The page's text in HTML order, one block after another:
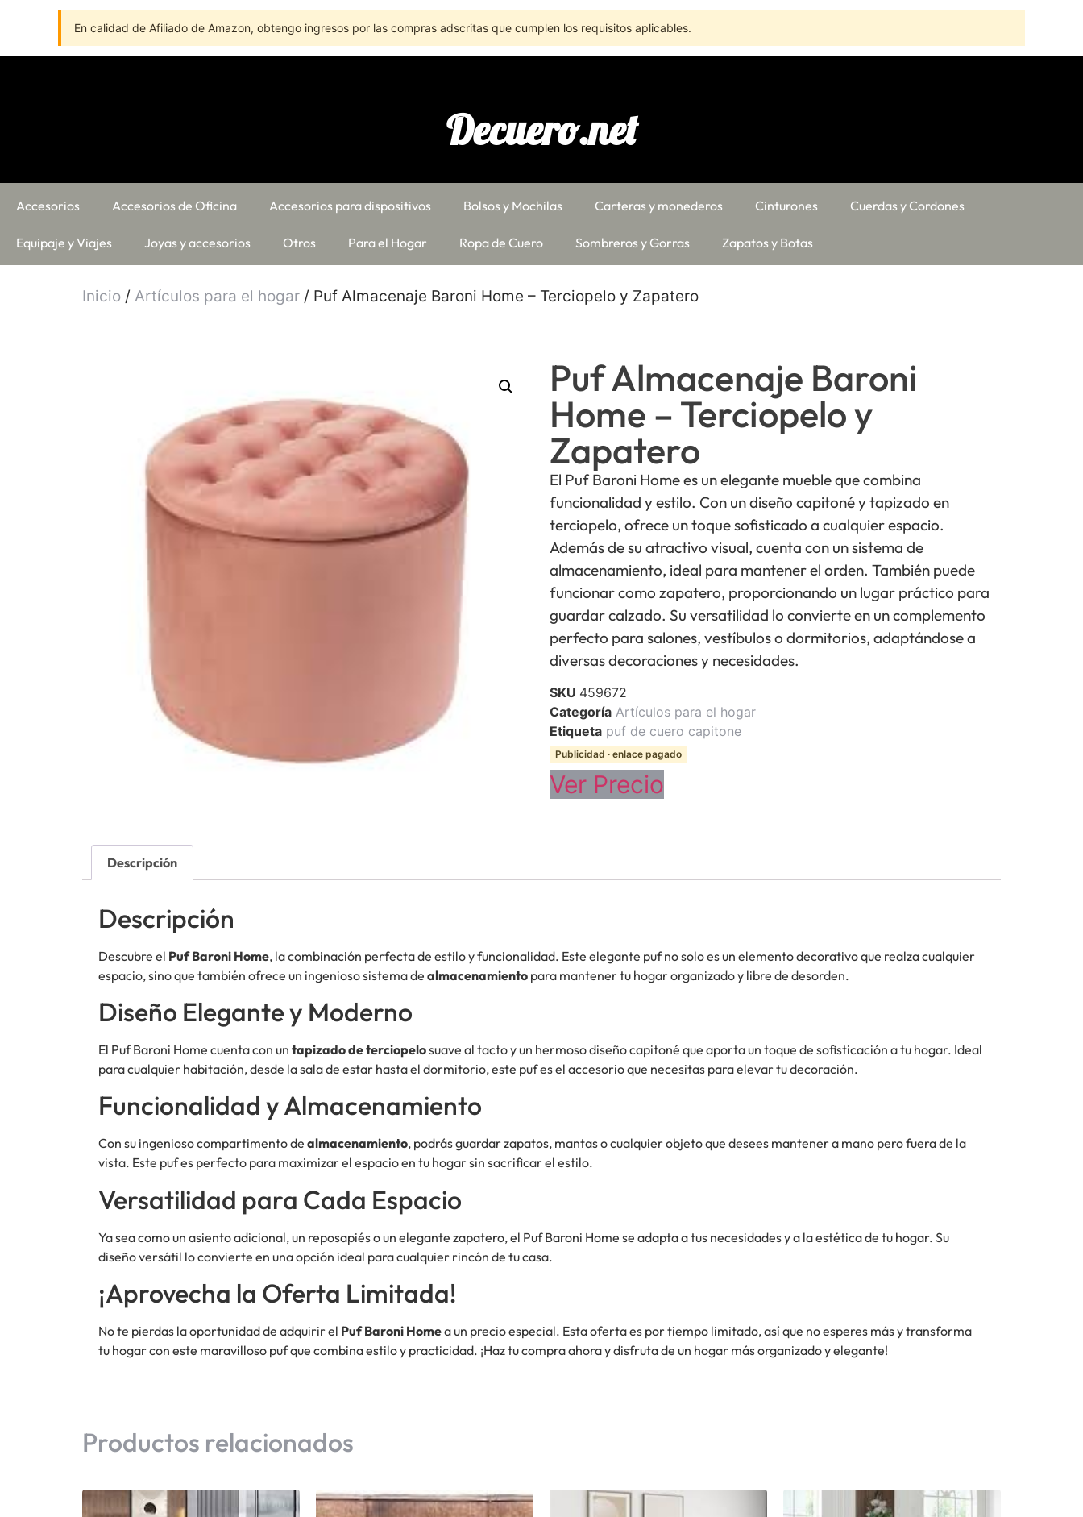
En calidad de Afiliado de Amazon, obtengo ingresos por las compras adscritas que cumplen los requisitos aplicables.
Decuero.net
Accesorios Accesorios de Oficina Accesorios para dispositivos Bolsos y Mochilas Carteras y monederos Cinturones Cuerdas y Cordones
Equipaje y Viajes Joyas y accesorios Otros Para el Hogar Ropa de Cuero Sombreros y Gorras Zapatos y Botas
Inicio / Artículos para el hogar / Puf Almacenaje Baroni Home – Terciopelo y Zapatero
Puf Almacenaje Baroni
Home – Terciopelo y
Zapatero
El Puf Baroni Home es un elegante mueble que combina
funcionalidad y estilo. Con un diseño capitoné y tapizado en
terciopelo, ofrece un toque sofisticado a cualquier espacio.
Además de su atractivo visual, cuenta con un sistema de
almacenamiento, ideal para mantener el orden. También puede
funcionar como zapatero, proporcionando un lugar práctico para
guardar calzado. Su versatilidad lo convierte en un complemento
perfecto para salones, vestíbulos o dormitorios, adaptándose a
diversas decoraciones y necesidades.
SKU 459672
Categoría Artículos para el hogar
Etiqueta puf de cuero capitone
Publicidad · enlace pagado
Ver Precio
Descripción
Descripción
Descubre el Puf Baroni Home, la combinación perfecta de estilo y funcionalidad. Este elegante puf no solo es un elemento decorativo que realza cualquier
espacio, sino que también ofrece un ingenioso sistema de almacenamiento para mantener tu hogar organizado y libre de desorden.
Diseño Elegante y Moderno
El Puf Baroni Home cuenta con un tapizado de terciopelosuave al tacto y un hermoso diseño capitoné que aporta un toque de sofisticación a tu hogar. Ideal
para cualquier habitación, desde la sala de estar hasta el dormitorio, este puf es el accesorio que necesitas para elevar tu decoración.
Funcionalidad y Almacenamiento
Con su ingenioso compartimento de almacenamiento, podrás guardar zapatos, mantas o cualquier objeto que desees mantener a mano pero fuera de la
vista. Este puf es perfecto para maximizar el espacio en tu hogar sin sacrificar el estilo.
Versatilidad para Cada Espacio
Ya sea como un asiento adicional, un reposapiés o un elegante zapatero, el Puf Baroni Home se adapta a tus necesidades y a la estética de tu hogar. Su
diseño versátil lo convierte en una opción ideal para cualquier rincón de tu casa.
¡Aprovecha la Oferta Limitada!
No te pierdas la oportunidad de adquirir el Puf Baroni Homea un precio especial. Esta oferta es por tiempo limitado, así que no esperes más y transforma
tu hogar con este maravilloso puf que combina estilo y practicidad. ¡Haz tu compra ahora y disfruta de un hogar más organizado y elegante!
Productos relacionados